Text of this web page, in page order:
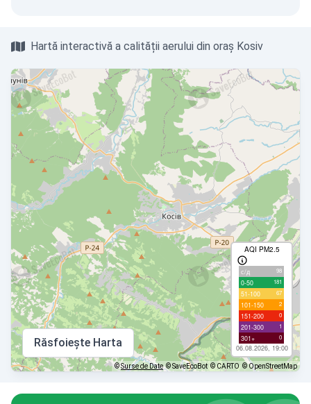
Hartă interactivă a calității aerului din oraș Kosiv
AQI PM2.5
с/д 98
0-50 181
51-100 67
101-150 2
151-200 0
201-300 1
301+ 0
06.08.2026, 19:00
Răsfoiește Harta
©Surse de Date © SaveEcoBot © CARTO © OpenStreetMap